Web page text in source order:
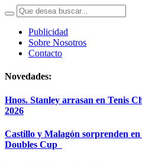
Publicidad
Sobre Nosotros
Contacto
Novedades:
Hnos. Stanley arrasan en Tenis
2026
Castillo y Malagón sorprenden
Doubles Cup